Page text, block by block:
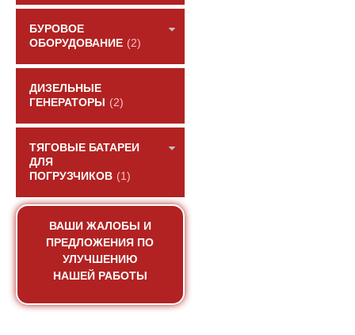
БУРОВОЕ
ОБОРУДОВАНИЕ (2)
ДИЗЕЛЬНЫЕ
ГЕНЕРАТОРЫ
(2)
ТЯГОВЫЕ БАТАРЕИ
ДЛЯ
ПОГРУЗЧИКОВ (1)
ВАШИ ЖАЛОБЫ И
ПРЕДЛОЖЕНИЯ ПО
УЛУЧШЕНИЮ
НАШЕЙ РАБОТЫ